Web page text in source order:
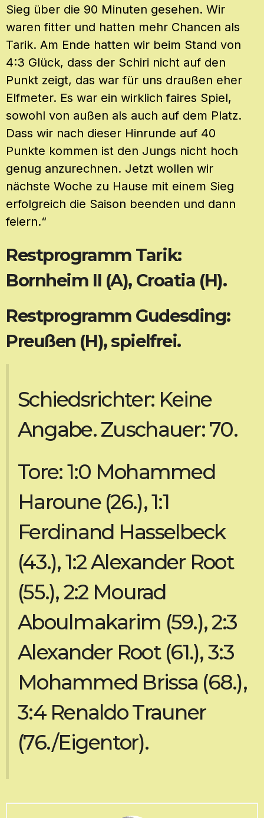
Sieg über die 90 Minuten gesehen. Wir
waren fitter und hatten mehr Chancen als
Tarik. Am Ende hatten wir beim Stand von
4:3 Glück, dass der Schiri nicht auf den
Punkt zeigt, das war für uns draußen eher
Elfmeter. Es war ein wirklich faires Spiel,
sowohl von außen als auch auf dem Platz.
Dass wir nach dieser Hinrunde auf 40
Punkte kommen ist den Jungs nicht hoch
genug anzurechnen. Jetzt wollen wir
nächste Woche zu Hause mit einem Sieg
erfolgreich die Saison beenden und dann
feiern.“
Restprogramm Tarik:
Bornheim II (A), Croatia (H).
Restprogramm Gudesding:
Preußen (H), spielfrei.
Schiedsrichter: Keine
Angabe. Zuschauer: 70.
Tore: 1:0 Mohammed
Haroune (26.), 1:1
Ferdinand Hasselbeck
(43.), 1:2 Alexander Root
(55.), 2:2 Mourad
Aboulmakarim (59.), 2:3
Alexander Root (61.), 3:3
Mohammed Brissa (68.),
3:4 Renaldo Trauner
(76./Eigentor).